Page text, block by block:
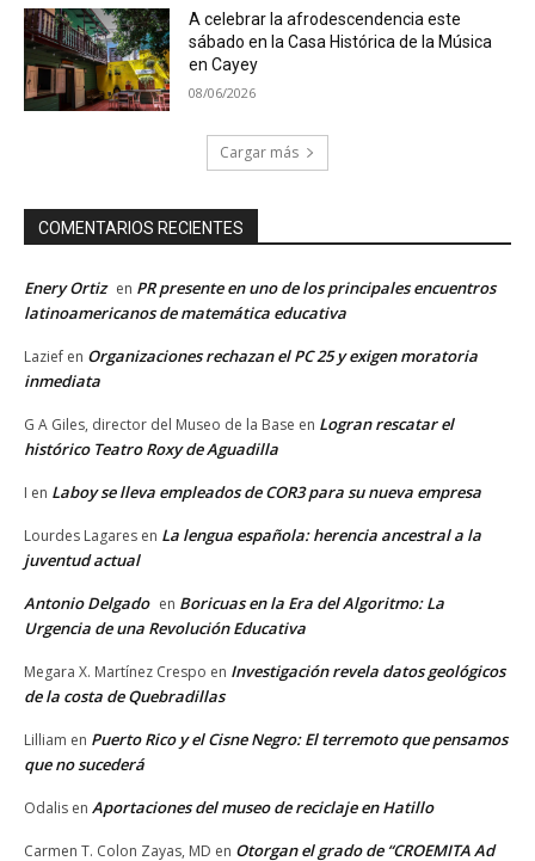
A celebrar la afrodescendencia este
sábado en la Casa Histórica de la Música
en Cayey
08/06/2026
Cargar más
COMENTARIOS RECIENTES
Enery Ortiz en PR presente en uno de los principales encuentros
latinoamericanos de matemática educativa
Lazief en Organizaciones rechazan el PC 25 y exigen moratoria
inmediata
G A Giles, director del Museo de la Base en Logran rescatar el
histórico Teatro Roxy de Aguadilla
I en Laboy se lleva empleados de COR3 para su nueva empresa
Lourdes Lagares en La lengua española: herencia ancestral a la
juventud actual
Antonio Delgado en Boricuas en la Era del Algoritmo: La
Urgencia de una Revolución Educativa
Megara X. Martínez Crespo en Investigación revela datos geológicos
de la costa de Quebradillas
Lilliam en Puerto Rico y el Cisne Negro: El terremoto que pensamos
que no sucederá
Odalis en Aportaciones del museo de reciclaje en Hatillo
Carmen T. Colon Zayas, MD en Otorgan el grado de “CROEMITA Ad